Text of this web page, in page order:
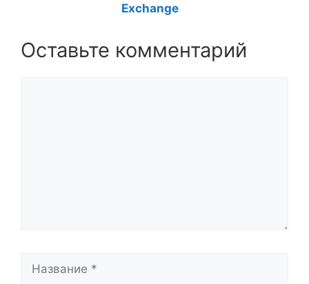
Exchange
Оставьте комментарий